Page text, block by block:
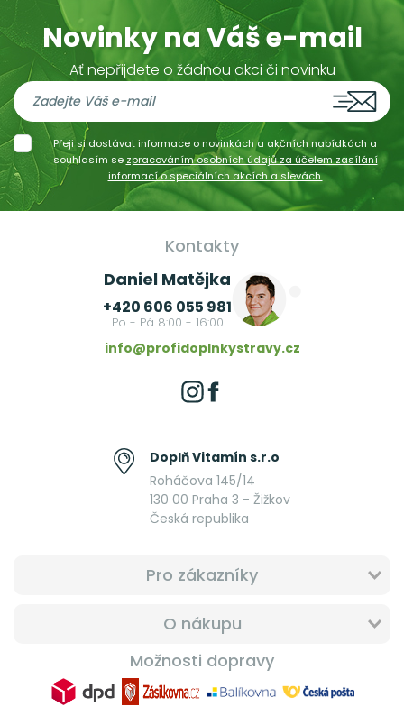
Novinky na Váš e-mail
Ať nepřijdete o žádnou akci či novinku
Přeji si dostávat informace o novinkách a akčních nabídkách a
souhlasím se zpracováním osobních údajů za účelem zasílání
informací o speciálních akcích a slevách.
Kontakty
Daniel Matějka
+420 606 055 981
Po - Pá 8:00 - 16:00
info@profidoplnkystravy.cz
Doplň Vitamín s.r.o
Roháčova 145/14
130 00 Praha 3 - Žižkov
Česká republika
Pro zákazníky
O nákupu
Možnosti dopravy